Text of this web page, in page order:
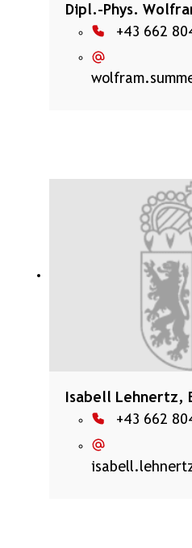
Dipl.-Phys.
+43 662
Isabell Lehnertz,
+43 662